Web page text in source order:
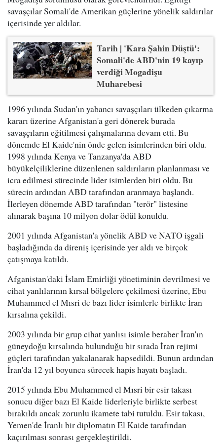
savaşçılar Somali'de Amerikan güçlerine yönelik saldırılar
içerisinde yer aldılar.
Tarih | 'Kara Şahin Düştü':
Somali'de ABD'nin 19 kayıp
verdiği Mogadişu
Muharebesi
1996 yılında Sudan'ın yabancı savaşçıları ülkeden çıkarma
kararı üzerine Afganistan'a geri dönerek burada
savaşçıların eğitilmesi çalışmalarına devam etti. Bu
dönemde El Kaide'nin önde gelen isimlerinden biri oldu.
1998 yılında Kenya ve Tanzanya'da ABD
büyükelçiliklerine düzenlenen saldırıların planlanması ve
icra edilmesi sürecinde lider isimlerden biri oldu. Bu
sürecin ardından ABD tarafından aranmaya başlandı.
İlerleyen dönemde ABD tarafından "terör" listesine
alınarak başına 10 milyon dolar ödül konuldu.
2001 yılında Afganistan'a yönelik ABD ve NATO işgali
başladığında da direniş içerisinde yer aldı ve birçok
çatışmaya katıldı.
Afganistan'daki İslam Emirliği yönetiminin devrilmesi ve
cihat yanlılarının kırsal bölgelere çekilmesi üzerine, Ebu
Muhammed el Mısri de bazı lider isimlerle birlikte İran
kırsalına çekildi.
2003 yılında bir grup cihat yanlısı isimle beraber İran'ın
güneydoğu kırsalında bulunduğu bir sırada İran rejimi
güçleri tarafından yakalanarak hapsedildi. Bunun ardından
İran'da 12 yıl boyunca sürecek hapis hayatı başladı.
2015 yılında Ebu Muhammed el Mısri bir esir takası
sonucu diğer bazı El Kaide liderleriyle birlikte serbest
bırakıldı ancak zorunlu ikamete tabi tutuldu. Esir takası,
Yemen'de İranlı bir diplomatın El Kaide tarafından
kaçırılması sonrası gerçekleştirildi.